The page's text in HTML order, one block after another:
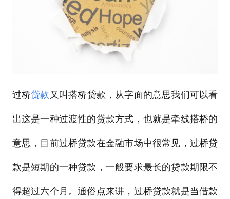
过桥贷款 又叫搭桥贷款，从字面的意思我们可以看
出这是一种过渡性的贷款方式，也就是牵线搭桥的
意思，目前过桥贷款在金融市场中很常见，过桥贷
款是短期的一种贷款，一般要求最长的贷款期限不
得超过六个月。通俗点来讲，过桥贷款就是当借款